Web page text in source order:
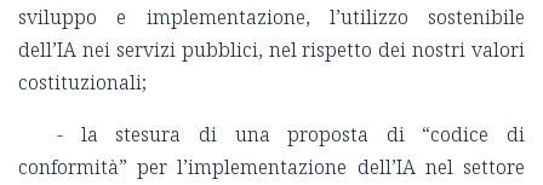
sviluppo e implementazione, l’utilizzo sostenibile
dell’IA nei servizi pubblici, nel rispetto dei nostri valori
costituzionali;
- la stesura di una proposta di “codice di
conformità” per l’implementazione dell’IA nel settore